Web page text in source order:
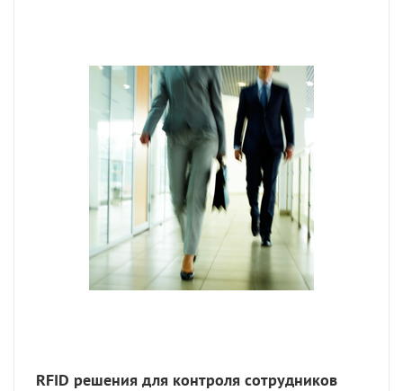
RFID решения для контроля сотрудников